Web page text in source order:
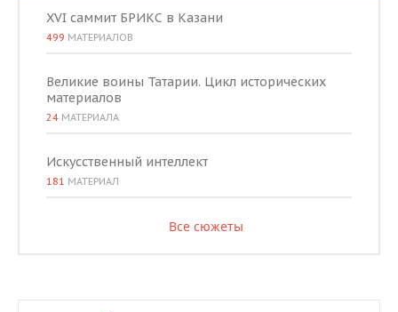
XVI саммит БРИКС в Казани
499 МАТЕРИАЛОВ
Великие воины Татарии. Цикл исторических
материалов
24 МАТЕРИАЛА
Искусственный интеллект
181 МАТЕРИАЛ
Все сюжеты